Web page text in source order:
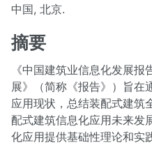
中国, 北京.
摘要
《中国建筑业信息化发展
展》（简称《报告》）旨在
应用现状，总结装配式建筑
配式建筑信息化应用未来发
化应用提供基础性理论和实